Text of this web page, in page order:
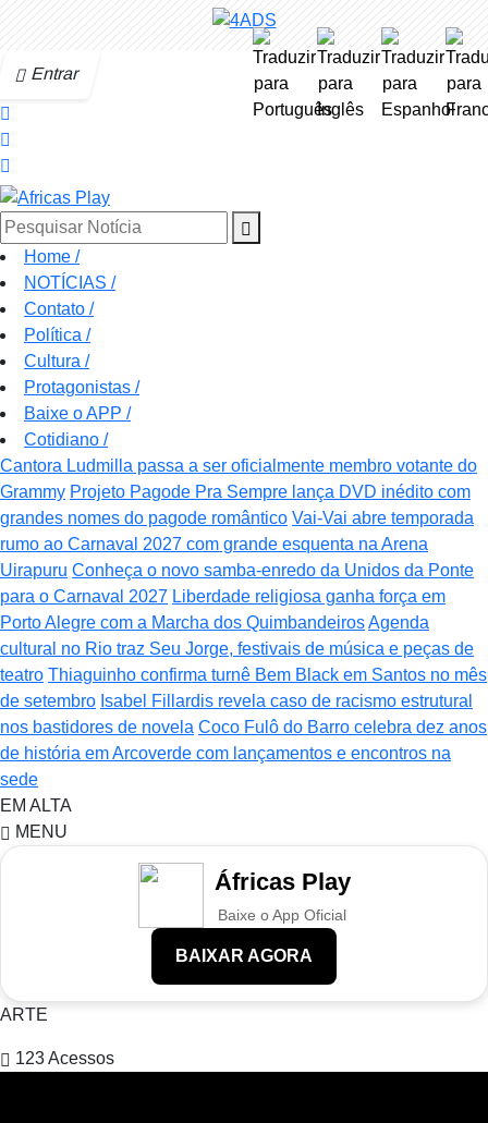
Entrar
Pesquisar Notícia
Home /
NOTÍCIAS /
Contato /
Política /
Cultura /
Protagonistas /
Baixe o APP /
Cotidiano /
Cantora Ludmilla passa a ser oficialmente membro votante do
Grammy Projeto Pagode Pra Sempre lança DVD inédito com
grandes nomes do pagode romântico Vai-Vai abre temporada
rumo ao Carnaval 2027 com grande esquenta na Arena
Uirapuru Conheça o novo samba-enredo da Unidos da Ponte
para o Carnaval 2027 Liberdade religiosa ganha força em
Porto Alegre com a Marcha dos QuimbandeirosAgenda
cultural no Rio traz Seu Jorge, festivais de música e peças de
teatro Thiaguinho confirma turnê Bem Black em Santos no mês
de setembro Isabel Fillardis revela caso de racismo estrutural
nos bastidores de novela Coco Fulô do Barro celebra dez anos
de história em Arcoverde com lançamentos e encontros na
sede
EM ALTA
MENU
Áfricas Play
Baixe o App Oficial
BAIXAR AGORA
ARTE
123Acessos